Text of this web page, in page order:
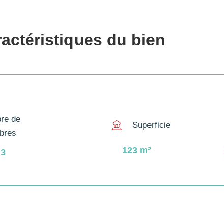
du bien
de
3
Superficie
123 m²